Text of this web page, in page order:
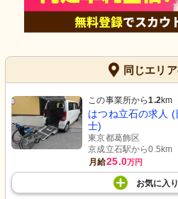
同じエリ
この事業所から1.2km
はつね立石の求人
士)
東京都葛飾区
京成立石駅から0.5km
月給25.0万円
お気に入り